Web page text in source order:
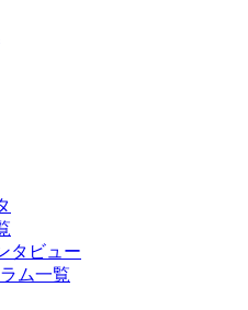
タビュー
ム一覧